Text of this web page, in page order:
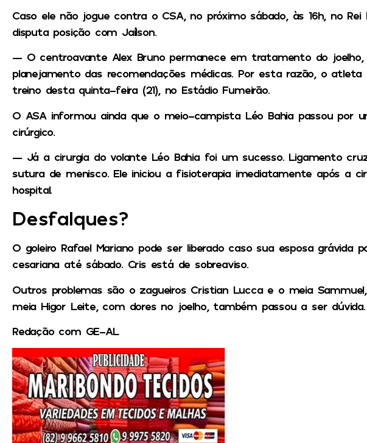
Caso ele não jogue contra o CSA, no próximo sábado, às 16h, no Rei
disputa posição com Jaílson.
— O centroavante Alex Bruno permanece em tratamento do joelho,
planejamento das recomendações médicas. Por esta razão, o atleta
treino desta quinta-feira (21), no Estádio Fumeirão.
O ASA informou ainda que o meio-campista Léo Bahia passou por
cirúrgico.
— Já a cirurgia do volante Léo Bahia foi um sucesso. Ligamento
sutura de menisco. Ele iniciou a fisioterapia imediatamente após a
hospital.
Desfalques?
O goleiro Rafael Mariano pode ser liberado caso sua esposa grávida
cesariana até sábado. Cris está de sobreaviso.
Outros problemas são o zagueiros Cristian Lucca e o meia
meia Higor Leite, com dores no joelho, também passou a ser dúvida.
Redação com GE-AL